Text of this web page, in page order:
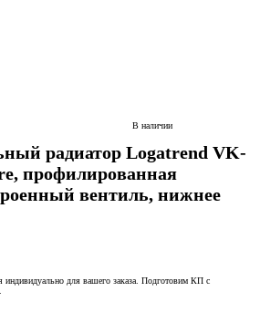
В наличии
радиатор Logatrend VK-
профилированная
вентиль, нижнее
индивидуально для вашего заказа. Подготовим КП с